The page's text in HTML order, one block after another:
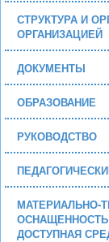
СТРУКТУРА И
ОРГАНИЗАЦИЕЙ
ДОКУМЕНТЫ
ОБРАЗОВАНИЕ
РУКОВОДСТВО
МАТЕРИАЛЬНО-
ОСНАЩЕННОСТЬ
ДОСТУПНАЯ